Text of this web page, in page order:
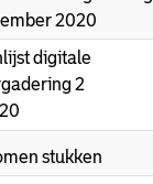
2020
digitale
2
stukken